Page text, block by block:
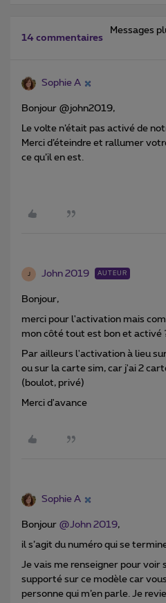
14 commentaires
Messages
Sophie A
Bonjour @john2019,
Le volte n’était pas activé de
Merci d’éteindre et rallumer
ce qu’il en est.
John 2019 AUTEUR
Bonjour,
merci pour l'activation mais
mon côté tout est bon et activé
Par ailleurs l'activation à lieu
ou sur la carte sim, car j'ai 2
(boulot, privé)
Merci d'avance
Sophie A
Bonjour @John 2019,
il s’agit du numéro qui se
Je vais me renseigner pour voir
supporté sur ce modèle car
personne qui m’en parle. Je